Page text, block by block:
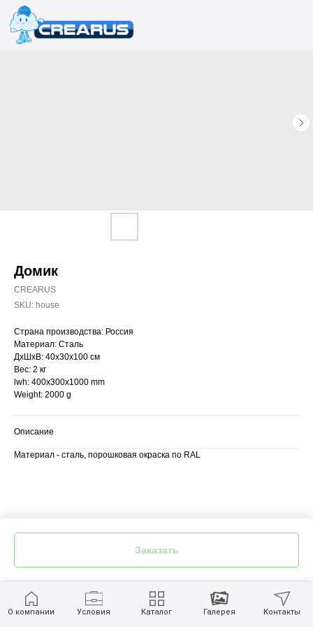
Домик
CREARUS
SKU: house
Заказать
Страна производства: Россия
Материал: Сталь
ДхШхВ: 40x30x100 см
Вес: 2 кг
lwh: 400x300x1000 mm
Weight: 2000 g
Описание
Материал - сталь, порошковая окраска по RAL
Вся размещённая на сайте информация, в том числе информация об услугах и их стоимости,
описание товаров и изображения, носит исключительно информационный характер и не
О компании Условия Каталог Галерея Контакты